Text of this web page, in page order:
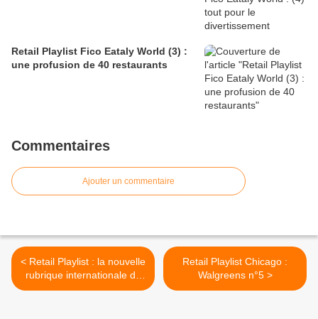
Retail Playlist Fico Eataly World (3) :
une profusion de 40 restaurants
Commentaires
Ajouter un commentaire
< Retail Playlist : la nouvelle
rubrique internationale de
Retail-Distribution et LSA
Retail Playlist Chicago :
Walgreens n°5 >